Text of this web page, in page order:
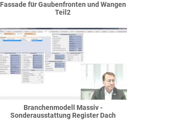
Fassade für Gaubenfronten und Wangen
Teil2
Branchenmodell Massiv -
Sonderausstattung Register Dach